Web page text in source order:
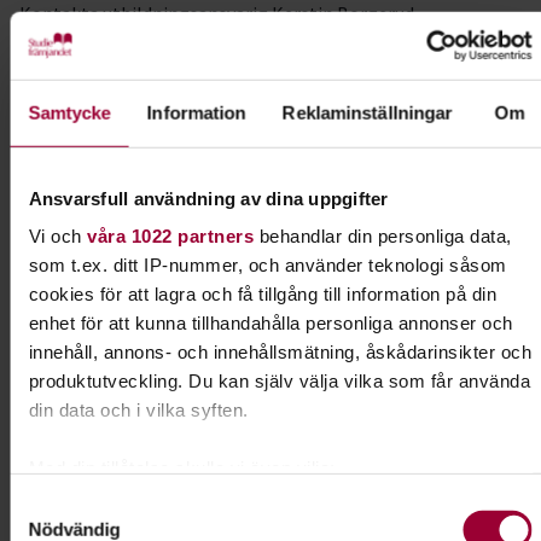
Samtycke Information Reklaminställningar Om
Ansvarsfull användning av dina uppgifter
Vi och våra 1022 partnersbehandlar din personliga data,
som t.ex. ditt IP-nummer, och använder teknologi såsom
cookies för att lagra och få tillgång till information på din
enhet för att kunna tillhandahålla personliga annonser och
innehåll, annons- och innehållsmätning, åskådarinsikter och
produktutveckling. Du kan själv välja vilka som får använda
din data och i vilka syften.
kan ha en noggrannhet på upp till flera meter
Nödvändig
Kontakta utbildningsansvarig Kerstin Borgerud
styrelsen@elfsborgsbhk.se
om du har frågor eller vill veta
Kursledare
I samarbete med
Elfsborgs Brukshundsklubb
Kontakt
Barbro Wiktorsson
Skicka e-post